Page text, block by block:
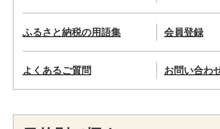
ふるさと納税の用語集 会員登録
よくあるご質問 お問い合わ